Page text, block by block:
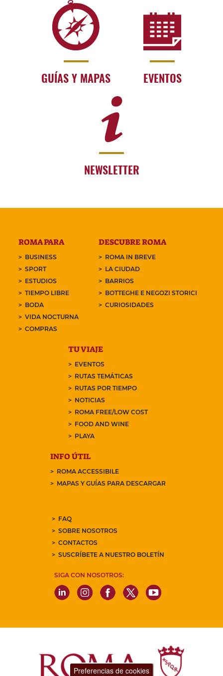
GUÍAS Y MAPAS EVENTOS
NEWSLETTER
ROMA PARA
BUSINESS
SPORT
ESTUDIOS
TIEMPO LIBRE
BODA
VIDA NOCTURNA
COMPRAS
DESCUBRE ROMA
ROMA IN BREVE
LA CIUDAD
BARRIOS
BOTTEGHE E NEGOZI STORICI
CURIOSIDADES
TU VIAJE
EVENTOS
RUTAS TEMÁTICAS
RUTAS POR TIEMPO
NOTICIAS
ROMA FREE/LOW COST
FOOD AND WINE
PLAYA
INFO ÚTIL
ROMA ACCESSIBILE
MAPAS Y GUÍAS PARA DESCARGAR
FAQ
SOBRE NOSOTROS
CONTACTOS
SUSCRÍBETE A NUESTRO BOLETÍN
SIGA CON NOSOTROS:
Preferencias de cookies